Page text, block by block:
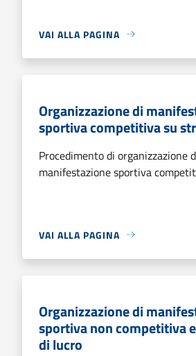
VAI ALLA PAGINA
Organizzazione di
sportiva competitiva su
Procedimento di organizzazione
manifestazione sportiva
VAI ALLA PAGINA
Organizzazione di
sportiva non competitiva
di lucro